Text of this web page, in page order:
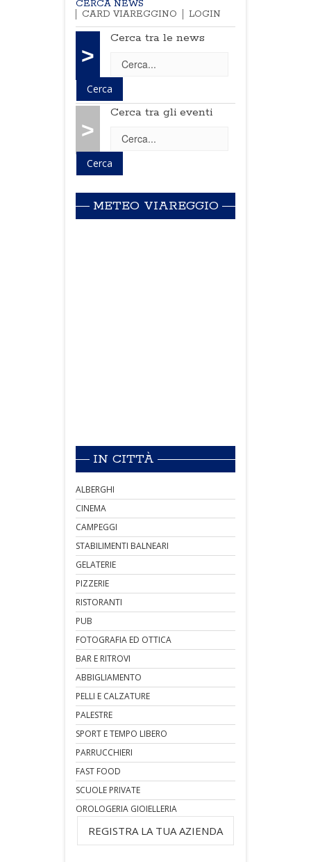
CERCA NEWS
CARD VIAREGGINO
LOGIN
>
Cerca tra le news
>
Cerca tra gli eventi
METEO VIAREGGIO
IN CITTÀ
ALBERGHI
CINEMA
CAMPEGGI
STABILIMENTI BALNEARI
GELATERIE
PIZZERIE
RISTORANTI
PUB
FOTOGRAFIA ED OTTICA
BAR E RITROVI
ABBIGLIAMENTO
PELLI E CALZATURE
PALESTRE
SPORT E TEMPO LIBERO
PARRUCCHIERI
FAST FOOD
SCUOLE PRIVATE
OROLOGERIA GIOIELLERIA
REGISTRA LA TUA AZIENDA